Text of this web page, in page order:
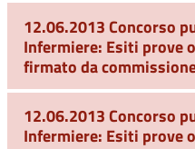
12.06.2013 Concorso
Infermiere: Esiti prove
firmato da
12.06.2013 Concorso
Infermiere: Esiti prove